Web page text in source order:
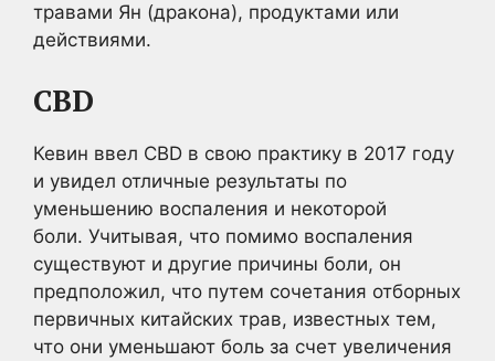
травами Ян (дракона), продуктами или
действиями.
CBD
Кевин ввел CBD в свою практику в 2017 году
и увидел отличные результаты по
уменьшению воспаления и некоторой
боли. Учитывая, что помимо воспаления
существуют и другие причины боли, он
предположил, что путем сочетания отборных
первичных китайских трав, известных тем,
что они уменьшают боль за счет увеличения